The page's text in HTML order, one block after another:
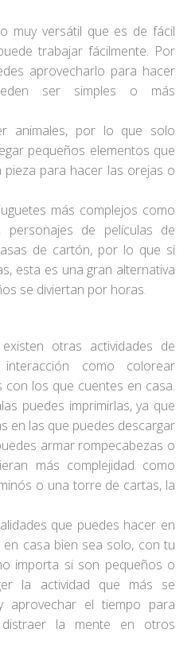
muy versátil que es de fácil
trabajar fácilmente. Por
aprovecharlo para hacer
ser simples o más
animales, por lo que solo
pequeños elementos que
pieza para hacer las orejas o
más complejos como
personajes de películas de
de cartón, por lo que si
esta es una gran alternativa
se diviertan por horas.
otras actividades de
como colorear
con los que cuentes en casa.
puedes imprimirlas, ya que
en las que puedes descargar
armar rompecabezas o
más complejidad como
o una torre de cartas, la
que puedes hacer en
casa bien sea solo, con tu
importa si son pequeños o
la actividad que más se
el tiempo para
la mente en otros